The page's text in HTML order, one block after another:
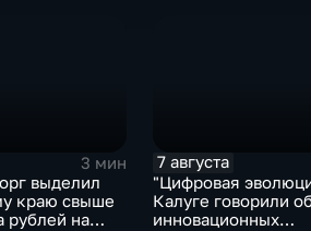
3 мин
выделил
краю свыше
рублей на
7 августа
"Цифровая
Калуге говорили
инновационных